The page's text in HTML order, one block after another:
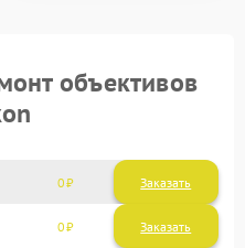
объективов
0 Заказать
0 Заказать